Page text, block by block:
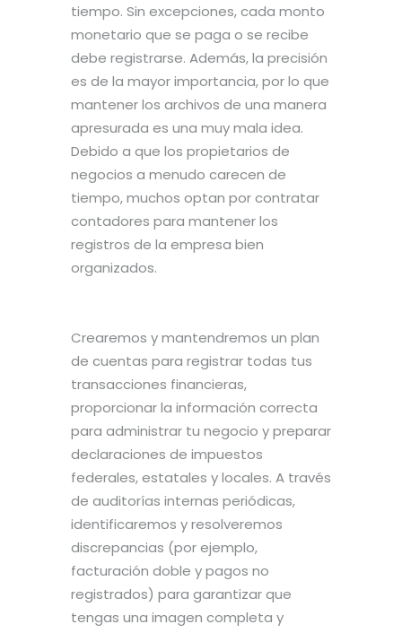
tiempo. Sin excepciones, cada monto
monetario que se paga o se recibe
debe registrarse. Además, la precisión
es de la mayor importancia, por lo que
mantener los archivos de una manera
apresurada es una muy mala idea.
Debido a que los propietarios de
negocios a menudo carecen de
tiempo, muchos optan por contratar
contadores para mantener los
registros de la empresa bien
organizados.
Crearemos y mantendremos un plan
de cuentas para registrar todas tus
transacciones financieras,
proporcionar la información correcta
para administrar tu negocio y preparar
declaraciones de impuestos
federales, estatales y locales. A través
de auditorías internas periódicas,
identificaremos y resolveremos
discrepancias (por ejemplo,
facturación doble y pagos no
registrados) para garantizar que
tengas una imagen completa y